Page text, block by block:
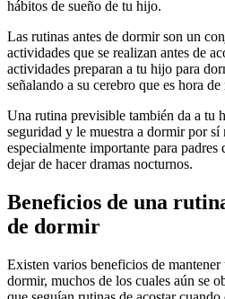
hábitos de sueño de tu hijo.
Las rutinas antes de dormir son un
actividades que se realizan antes de
actividades preparan a tu hijo para
señalando a su cerebro que es hora
Una rutina previsible también da a tu
seguridad y le muestra a dormir por
especialmente importante para padres
dejar de hacer dramas nocturnos.
Beneficios de una
de dormir
Existen varios beneficios de mantener
dormir, muchos de los cuales aún se